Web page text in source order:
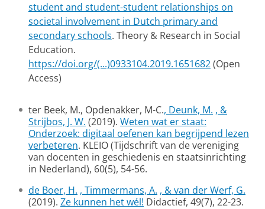
student and student-student relationships on
societal involvement in Dutch primary and
secondary schools. Theory & Research in Social
Education.
https://doi.org/(...)0933104.2019.1651682(Open
Access)
ter Beek, M., Opdenakker, M-C., Deunk, M. , &
Strijbos, J. W. (2019). Weten wat er staat:
Onderzoek: digitaal oefenen kan begrijpend lezen
verbeteren. KLEIO (Tijdschrift van de vereniging
van docenten in geschiedenis en staatsinrichting
in Nederland), 60(5), 54-56.
de Boer, H. , Timmermans, A. , & van der Werf, G.
(2019). Ze kunnen het wél! Didactief, 49(7), 22-23.